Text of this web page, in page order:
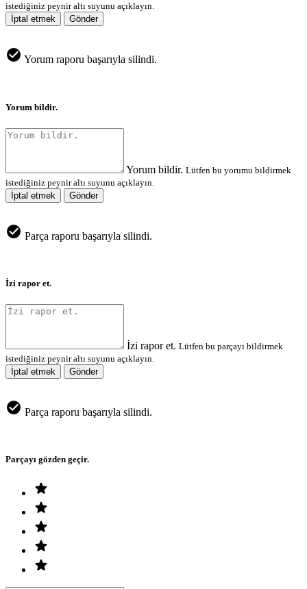
istediğiniz peynir altı suyunu açıklayın.
İptal etmek
Gönder
Yorum raporu başarıyla silindi.
Yorum bildir.
Yorum bildir. Lütfen bu yorumu bildirmek
istediğiniz peynir altı suyunu açıklayın.
İptal etmek
Gönder
Parça raporu başarıyla silindi.
İzi rapor et.
İzi rapor et. Lütfen bu parçayı bildirmek
istediğiniz peynir altı suyunu açıklayın.
İptal etmek
Gönder
Parça raporu başarıyla silindi.
Parçayı gözden geçir.